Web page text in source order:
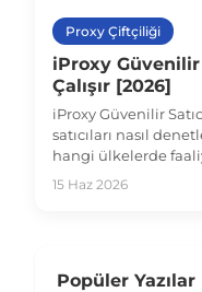
Popüler Yazılar
Proxy Çiftçiliği
iProxy Güvenilir
Çalışır [2026]
iProxy Güvenilir
satıcıları nasıl
hangi ülkelerde
çiftçilerinin iProxy
15 Haz 2026